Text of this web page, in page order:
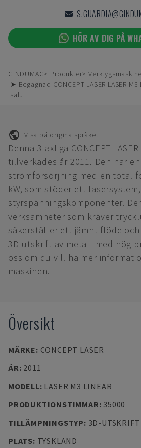
HÖR AV DIG PÅ
GINDUMAC Produkter
➤ Begagnad CONCEPT LASER LASER
salu
Visa på originalspråket
Denna 3-axliga CONCEPT
tillverkades år 2011. Den har
strömförsörjning med en total
kW, som stöder ett
styrspänningskomponenter.
verksamheter som kräver
säkerställer ett jämnt flöde
3D-utskrift av metall med hög
oss om du vill ha mer
maskinen.
Översikt
MÄRKE: CONCEPT LASER
ÅR: 2011
MODELL: LASER M3 LINEAR
PRODUKTIONSTIMMAR: 35000
TILLÄMPNINGSTYP: 3D-UTSKRIFT
PLATS: TYSKLAND